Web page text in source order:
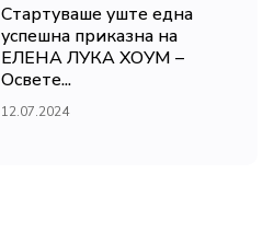
Стартуваше уште една
успешна приказна на
ЕЛЕНА ЛУКА ХОУМ –
Освете...
12.07.2024